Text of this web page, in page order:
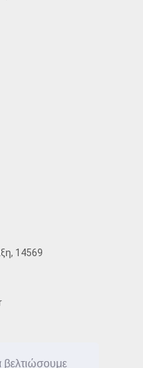
βελτιώσουμε
14569